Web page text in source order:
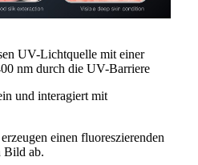
UV-Lichtquelle mit einer
nm durch die UV-Barriere
und interagiert mit
einen fluoreszierenden
Bild ab.